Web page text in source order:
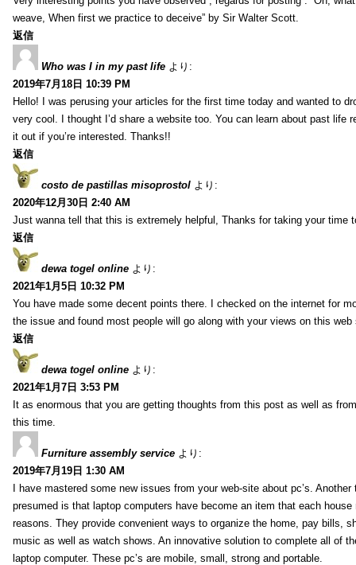
weave, When first we practice to deceive” by Sir Walter Scott.
返信
Who was I in my past life より:
2019年7月18日 10:39 PM
Hello! I was perusing your articles for the first time today and wanted to
very cool. I thought I’d share a website too. You can learn about past life
it out if you’re interested. Thanks!!
返信
costo de pastillas misoprostol より:
2020年12月30日 2:40 AM
Just wanna tell that this is extremely helpful, Thanks for taking your time
返信
dewa togel online より:
2021年1月5日 10:32 PM
You have made some decent points there. I checked on the internet for
the issue and found most people will go along with your views on this web
返信
dewa togel online より:
2021年1月7日 3:53 PM
It as enormous that you are getting thoughts from this post as well as
this time.
Furniture assembly service より:
2019年7月19日 1:30 AM
I have mastered some new issues from your web-site about pc’s. Another
presumed is that laptop computers have become an item that each
reasons. They provide convenient ways to organize the home, pay bills,
music as well as watch shows. An innovative solution to complete all of
laptop computer. These pc’s are mobile, small, strong and portable.